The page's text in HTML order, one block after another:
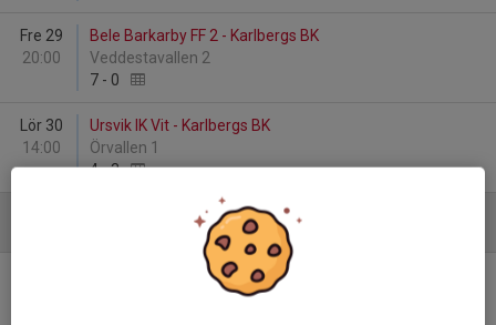
Fre 29
20:00
Bele Barkarby FF 2 - Karlbergs BK
Veddestavallen 2
7 - 0
Lör 30
14:00
Ursvik IK Vit - Karlbergs BK
Örvallen 1
4-3
Karlbergs BK - Bele Barkarby FF 2